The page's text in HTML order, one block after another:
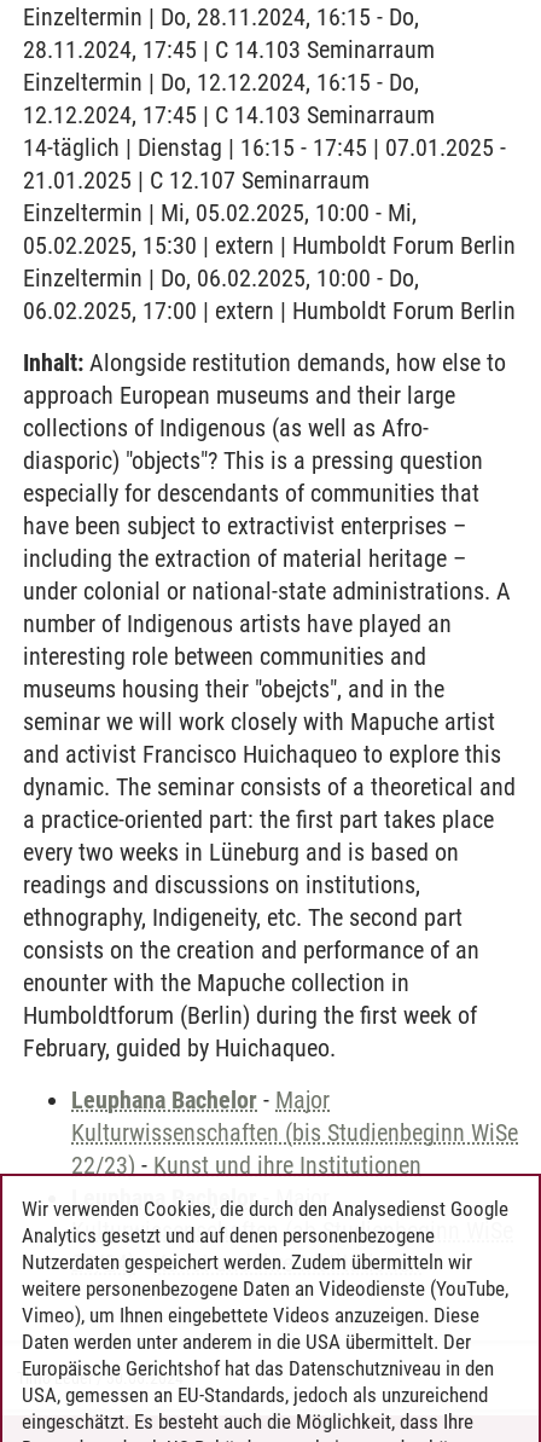
Einzeltermin | Do, 28.11.2024, 16:15 - Do,
28.11.2024, 17:45 | C 14.103 Seminarraum
Einzeltermin | Do, 12.12.2024, 16:15 - Do,
12.12.2024, 17:45 | C 14.103 Seminarraum
14-täglich | Dienstag | 16:15 - 17:45 | 07.01.2025 -
21.01.2025 | C 12.107 Seminarraum
Einzeltermin | Mi, 05.02.2025, 10:00 - Mi,
05.02.2025, 15:30 | extern | Humboldt Forum Berlin
Einzeltermin | Do, 06.02.2025, 10:00 - Do,
06.02.2025, 17:00 | extern | Humboldt Forum Berlin
Inhalt: Alongside restitution demands, how else to
approach European museums and their large
collections of Indigenous (as well as Afro-
diasporic) "objects"? This is a pressing question
especially for descendants of communities that
have been subject to extractivist enterprises –
including the extraction of material heritage –
under colonial or national-state administrations. A
number of Indigenous artists have played an
interesting role between communities and
museums housing their "obejcts", and in the
seminar we will work closely with Mapuche artist
and activist Francisco Huichaqueo to explore this
dynamic. The seminar consists of a theoretical and
a practice-oriented part: the first part takes place
every two weeks in Lüneburg and is based on
readings and discussions on institutions,
ethnography, Indigeneity, etc. The second part
consists on the creation and performance of an
enounter with the Mapuche collection in
Humboldtforum (Berlin) during the first week of
February, guided by Huichaqueo.
Leuphana Bachelor - Major
Kulturwissenschaften (bis Studienbeginn WiSe
22/23) - Kunst und ihre Institutionen
Leuphana Bachelor-Major
Kulturwissenschaften (ab Studienbeginn WiSe
23/24)-Kunst und ihre Institutionen
Timo Leder/30.06.2024
Wir verwenden Cookies, die durch den Analysedienst Google
Analytics gesetzt und auf denen personenbezogene
Nutzerdaten gespeichert werden. Zudem übermitteln wir
weitere personenbezogene Daten an Videodienste (YouTube,
Vimeo), um Ihnen eingebettete Videos anzuzeigen. Diese
Daten werden unter anderem in die USA übermittelt. Der
Europäische Gerichtshof hat das Datenschutzniveau in den
USA, gemessen an EU-Standards, jedoch als unzureichend
eingeschätzt. Es besteht auch die Möglichkeit, dass Ihre